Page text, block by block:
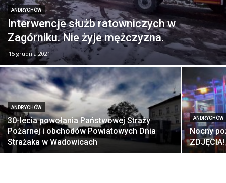
ANDRYCHÓW
Interwencje służb ratowniczych w
Zagórniku. Nie żyje mężczyzna.
15 grudnia 2021
ANDRYCHÓW
30-lecia powołania Państwowej Straży
Pożarnej i obchodów Powiatowych Dnia
Strażaka w Wadowicach
ANDRYCHÓW
Nocny
ZDJĘCIA!